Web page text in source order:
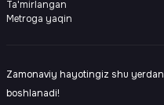
Ta'mirlangan
Metroga yaqin
Zamonaviy hayotingiz shu yerdan
boshlanadi!